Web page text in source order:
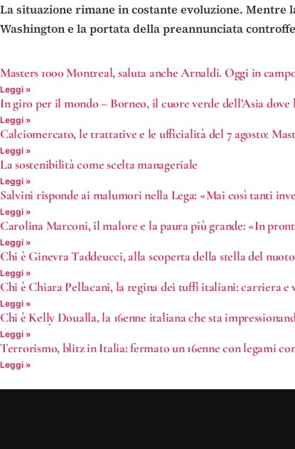
La situazione rimane in costante evoluzione. Mentre
Washington e la portata della preannunciata
Masters 1000 Montreal, saluta anche Arnaldi. Oggi in
Leggi »
In giro per il mondo – Borneo, il cuore verde dell’Asia
Leggi »
Calciomercato, le trattative e le ufficialità del 7 agosto:
Leggi »
La sostenibilità come scelta manageriale
Leggi »
Salvini risponde ai malumori nella Lega: «Mai così tanti
Leggi »
Carolina Marconi, il malore e la paura più grande: «In
Leggi »
Chi è Ginevra Taddeucci, alla scoperta della stella del
Leggi »
Chi è Chiara Pellacani, la regina dei tuffi italiani: carriera e
Leggi »
Chi è Kelly Doualla, la 16enne italiana che sta
Leggi »
Terrorismo, blitz in Italia: fermato un 16enne con legami
Leggi »